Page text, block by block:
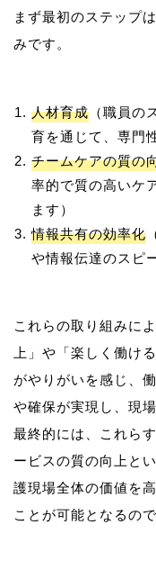
まず最初のステップ
人材育成 （職員の
育を通じて、専門
チームケアの質の
率的で質の高いケ
ます）
情報共有の効率化
や情報伝達のスピ
これらの取り組みに
上」や「楽しく働け
がやりがいを感じ、
や確保が実現し、現
最終的には、これら
ービスの質の向上と
護現場全体の価値を